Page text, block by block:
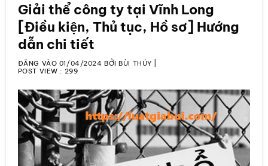
Giải thể công ty tại Vĩnh Long
[Điều kiện, Thủ tục, Hồ sơ] Hướng
dẫn chi tiết
ĐĂNG VÀO 01/04/2024 BỞIBÙI THÚY
POST VIEW : 299